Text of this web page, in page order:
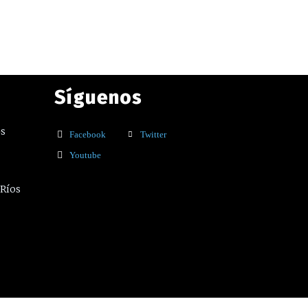
Síguenos
Facebook
Twitter
Youtube